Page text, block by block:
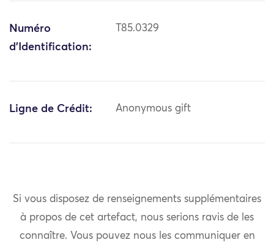
Numéro
d'Identification:
T85.0329
Ligne de Crédit: Anonymous gift
Si vous disposez de renseignements supplémentaires
à propos de cet artefact, nous serions ravis de les
connaître. Vous pouvez nous les communiquer en